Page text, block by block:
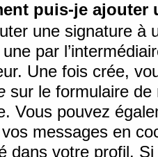
puis-je ajouter
une signature à
par
Une fois crée,
sur le formulaire de
Vous pouvez
messages en
dans votre profil.